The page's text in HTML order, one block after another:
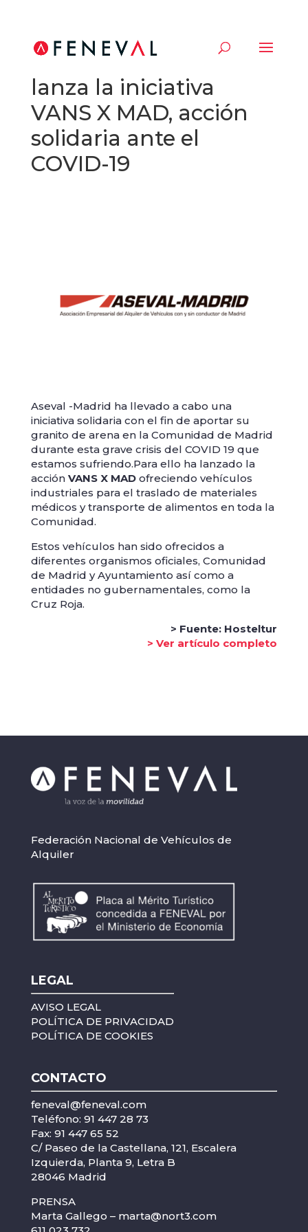
ASEVAL-MADRID
lanza la iniciativa
VANS X MAD, acción
solidaria ante el
COVID-19
Aseval -Madrid ha llevado a cabo una
iniciativa solidaria con el fin de aportar su
granito de arena en la Comunidad de Madrid
durante esta grave crisis del COVID 19 que
estamos sufriendo.Para ello ha lanzado la
acción VANS X MADofreciendo vehículos
industriales para el traslado de materiales
médicos y transporte de alimentos en toda la
Comunidad.
Estos vehículos han sido ofrecidos a
diferentes organismos oficiales, Comunidad
de Madrid y Ayuntamiento así como a
entidades no gubernamentales, como la
Cruz Roja.
> Fuente: Hosteltur
> Ver artículo completo
Federación Nacional de Vehículos de
Alquiler
LEGAL
AVISO LEGAL
POLÍTICA DE PRIVACIDAD
POLÍTICA DE COOKIES
CONTACTO
feneval@feneval.com
Teléfono: 91 447 28 73
Fax: 91 447 65 52
C/ Paseo de la Castellana, 121, Escalera
Izquierda, Planta 9, Letra B
28046 Madrid
PRENSA
Marta Gallego – marta@nort3.com